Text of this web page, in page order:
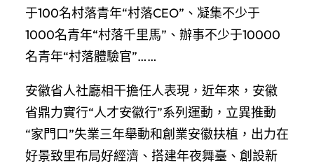
于100名村落青年“村落CEO”、凝集不少于
1000名青年“村落千里馬”、辦事不少于10000
名青年“村落體驗官”……
安徽省人社廳相干擔任人表現，近年來，安徽
省鼎力實行“人才安徽行”系列運動，立異推動
“家門口”失業三年舉動和創業安徽扶植，出力在
好景致里布局好經濟、搭建年夜舞臺、創設新